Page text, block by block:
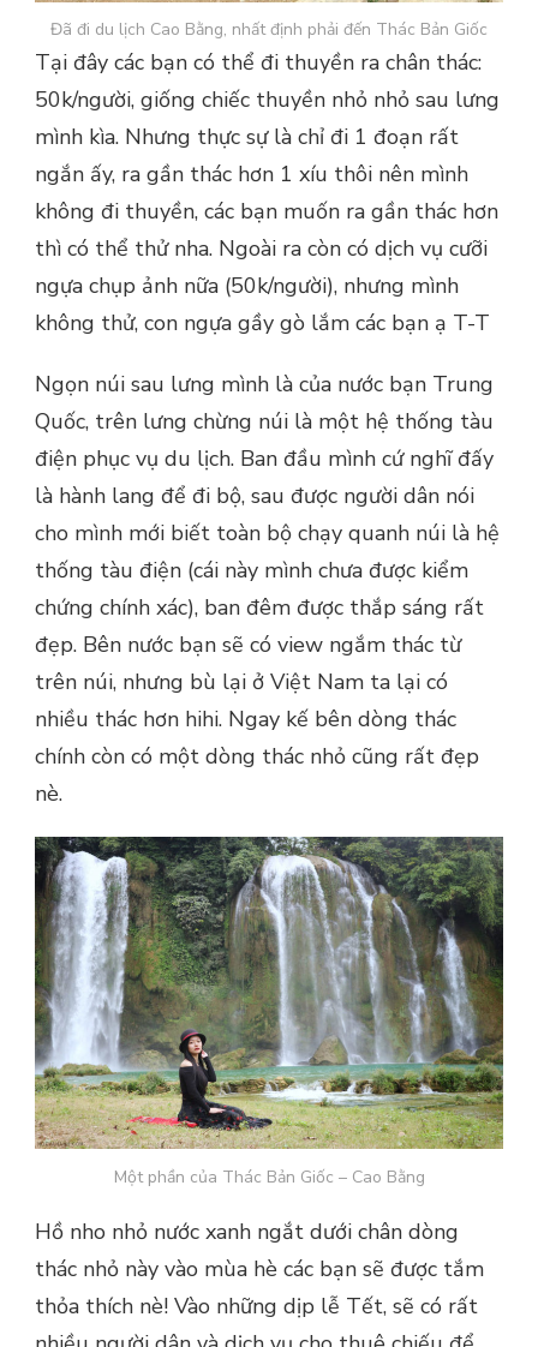
Đã đi du lịch Cao Bằng, nhất định phải đến Thác Bản Giốc
Tại đây các bạn có thể đi thuyền ra chân thác:
50k/người, giống chiếc thuyền nhỏ nhỏ sau lưng
mình kìa. Nhưng thực sự là chỉ đi 1 đoạn rất
ngắn ấy, ra gần thác hơn 1 xíu thôi nên mình
không đi thuyền, các bạn muốn ra gần thác hơn
thì có thể thử nha. Ngoài ra còn có dịch vụ cưỡi
ngựa chụp ảnh nữa (50k/người), nhưng mình
không thử, con ngựa gầy gò lắm các bạn ạ T-T
Ngọn núi sau lưng mình là của nước bạn Trung
Quốc, trên lưng chừng núi là một hệ thống tàu
điện phục vụ du lịch. Ban đầu mình cứ nghĩ đấy
là hành lang để đi bộ, sau được người dân nói
cho mình mới biết toàn bộ chạy quanh núi là hệ
thống tàu điện (cái này mình chưa được kiểm
chứng chính xác), ban đêm được thắp sáng rất
đẹp. Bên nước bạn sẽ có view ngắm thác từ
trên núi, nhưng bù lại ở Việt Nam ta lại có
nhiều thác hơn hihi. Ngay kế bên dòng thác
chính còn có một dòng thác nhỏ cũng rất đẹp
nè.
Một phần của Thác Bản Giốc – Cao Bằng
Hồ nho nhỏ nước xanh ngắt dưới chân dòng
thác nhỏ này vào mùa hè các bạn sẽ được tắm
thỏa thích nè! Vào những dịp lễ Tết, sẽ có rất